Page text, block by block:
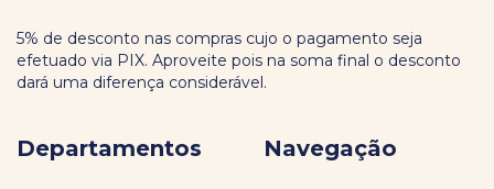
5% de desconto nas compras cujo o pagamento seja
efetuado via PIX. Aproveite pois na soma final o desconto
dará uma diferença considerável.
Departamentos Navegação